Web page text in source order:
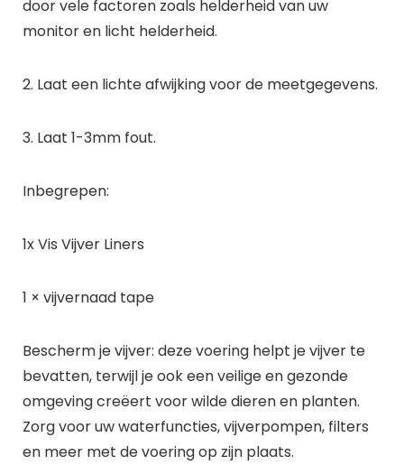
door vele factoren zoals helderheid van uw
monitor en licht helderheid.
2. Laat een lichte afwijking voor de meetgegevens.
3. Laat 1-3mm fout.
Inbegrepen:
1x Vis Vijver Liners
1 × vijvernaad tape
Bescherm je vijver: deze voering helpt je vijver te
bevatten, terwijl je ook een veilige en gezonde
omgeving creëert voor wilde dieren en planten.
Zorg voor uw waterfuncties, vijverpompen, filters
en meer met de voering op zijn plaats.